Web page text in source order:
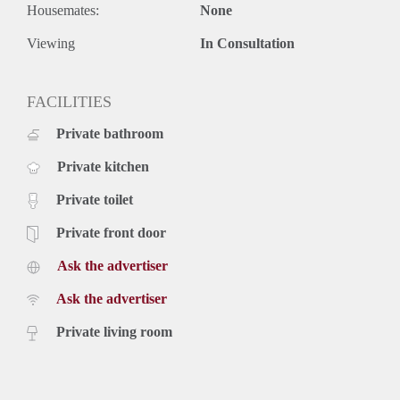
Housemates: None
Viewing In Consultation
FACILITIES
Private bathroom
Private kitchen
Private toilet
Private front door
Ask the advertiser
Ask the advertiser
Private living room